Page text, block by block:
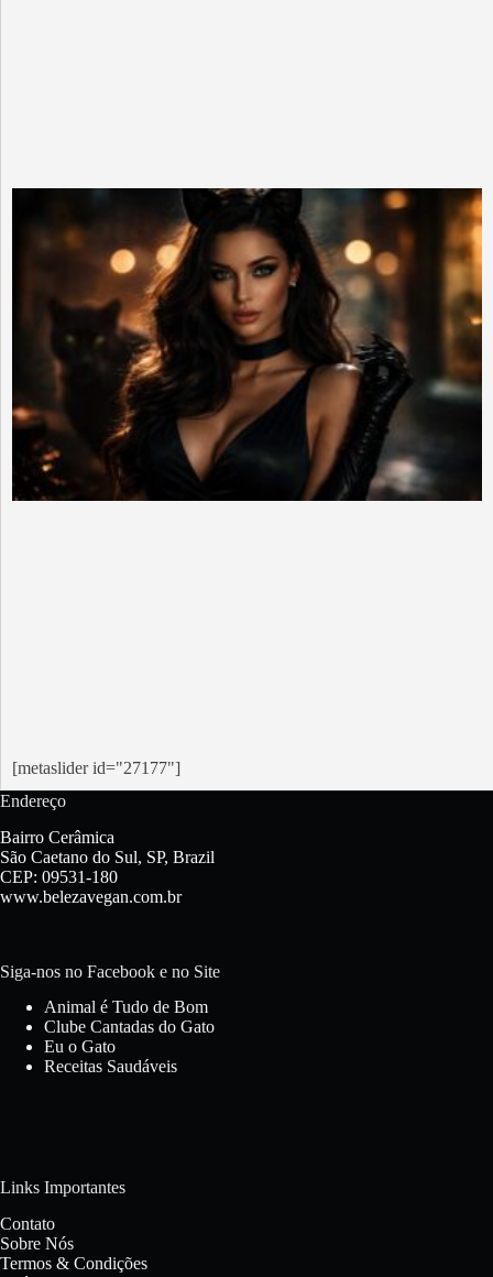
[metaslider id="27177"]
Endereço
Bairro Cerâmica
São Caetano do Sul, SP, Brazil
CEP: 09531-180
www.belezavegan.com.br
Siga-nos no Facebook e no Site
Animal é Tudo de Bom
Clube Cantadas do Gato
Eu o Gato
Receitas Saudáveis
Links Importantes
Contato
Sobre Nós
Termos & Condições